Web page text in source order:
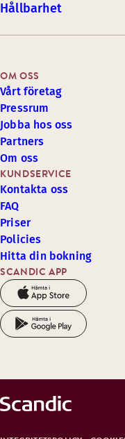
Hållbarhet
SCANDIC APP
KUNDSERVICE
Kontakta oss
FAQ
Priser
Policies
Hitta din bokning
OM OSS
Vårt företag
Pressrum
Jobba hos oss
Partners
Om oss